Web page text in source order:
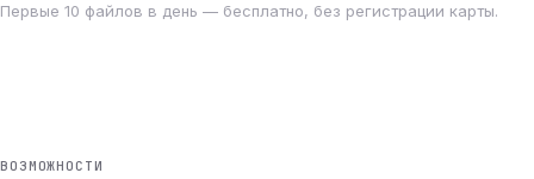
Первые 10 файлов в день — бесплатно, без регистрации карты.
ВОЗМОЖНОСТИ